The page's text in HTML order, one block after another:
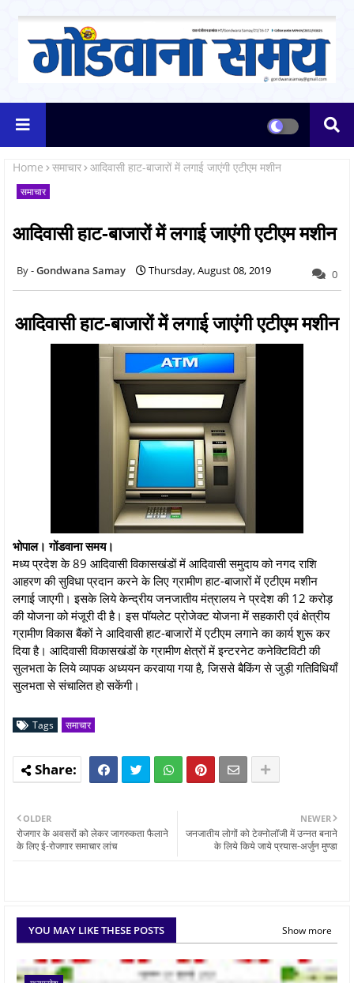
Home समाचार आदिवासी हाट-बाजारों में लगाई जाएंगी एटीएम मशीन
समाचार
आदिवासी हाट-बाजारों में लगाई जाएंगी एटीएम मशीन
Gondwana Samay Thursday, August 08, 2019 0
आदिवासी हाट-बाजारों में लगाई जाएंगी एटीएम मशीन
भोपाल। गोंडवाना समय।
मध्य प्रदेश के 89 आदिवासी विकासखंडों में आदिवासी समुदाय को नगद राशि
आहरण की सुविधा प्रदान करने के लिए ग्रामीण हाट-बाजारों में एटीएम मशीन
लगाई जाएगी। इसके लिये केन्द्रीय जनजातीय मंत्रालय ने प्रदेश की 12 करोड़
की योजना को मंजूरी दी है। इस पॉयलेट प्रोजेक्ट योजना में सहकारी एवं क्षेत्रीय
ग्रामीण विकास बैंकों ने आदिवासी हाट-बाजारों में एटीएम लगाने का कार्य शुरू कर
दिया है। आदिवासी विकासखंडों के ग्रामीण क्षेत्रों में इन्टरनेट कनेक्टिविटी की
सुलभता के लिये व्यापक अध्ययन करवाया गया है, जिससे बैकिंग से जुड़ी गतिविधियाँ
सुलभता से संचालित हो सकेंगी।
Tags समाचार
NEWER
जनजातीय लोगों को टेक्नोलॉजी में उन्नत बनाने
के लिये किये जाये प्रयास-अर्जुन मुण्डा
OLDER
रोजगार के अवसरों को लेकर जागरुकता फैलाने
के लिए ई-रोजगार समाचार लांच
YOU MAY LIKE THESE POSTS Show more